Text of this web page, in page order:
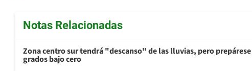
Notas Relacionadas
Zona centro sur tendrá "descanso" de las lluvias, pero
grados bajo cero